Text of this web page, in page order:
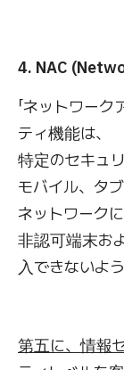
4. NAC
「ネットワー
ティ機能は、
特定のセキュ
モバイル、タ
ネットワーク
非認可端末お
入できないよ
第五に、情報